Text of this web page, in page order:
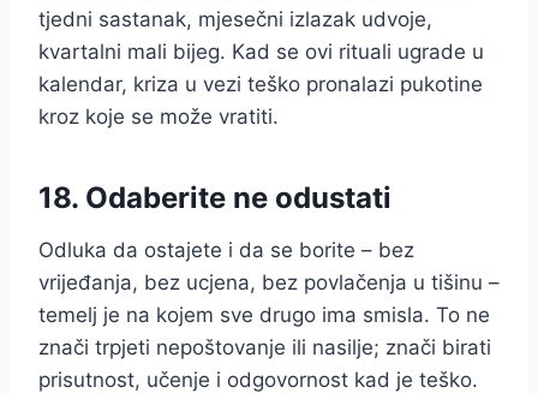
tjedni sastanak, mjesečni izlazak udvoje,
kvartalni mali bijeg. Kad se ovi rituali ugrade u
kalendar, kriza u vezi teško pronalazi pukotine
kroz koje se može vratiti.
18. Odaberite ne odustati
Odluka da ostajete i da se borite – bez
vrijeđanja, bez ucjena, bez povlačenja u tišinu –
temelj je na kojem sve drugo ima smisla. To ne
znači trpjeti nepoštovanje ili nasilje; znači birati
prisutnost, učenje i odgovornost kad je teško.